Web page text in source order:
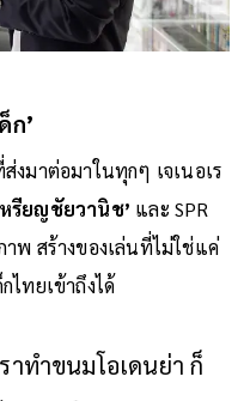
ก’
งมาต่อมาในทุกๆ เจเนอเร
หรียญชัยวานิช’ และ SPR
พ สร้างของเล่นที่ไม่ใช่แค่
ทยเข้าถึงได้
าทำขนมโอเดนย่า ก็